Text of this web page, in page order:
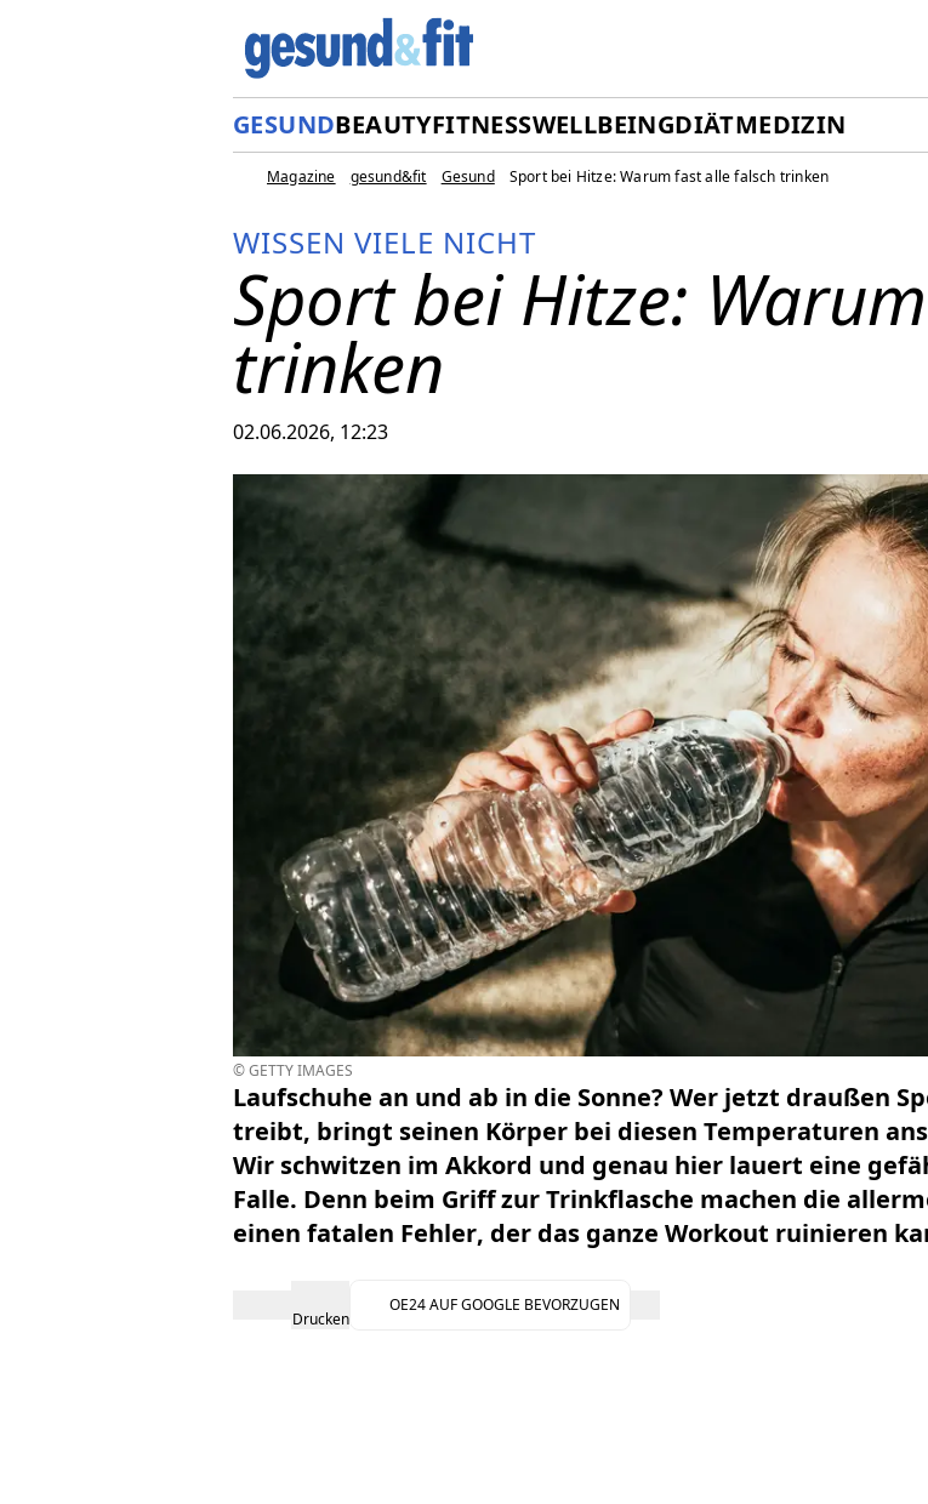
GESUNDBEAUTYFITNESSWELLBEINGDIÄTMEDIZIN
Magazine gesund&fit Gesund Sport bei Hitze: Warum fast alle falsch trinken
WISSEN VIELE NICHT
Sport bei Hitze:
trinken
02.06.2026, 12:23
© GETTY IMAGES
Laufschuhe an und ab in die Sonne? Wer jetzt draußen
treibt, bringt seinen Körper bei diesen Temperaturen
Wir schwitzen im Akkord und genau hier lauert eine
Falle. Denn beim Griff zur Trinkflasche machen die
einen fatalen Fehler, der das ganze Workout ruinieren
Drucken
OE24 AUF GOOGLE BEVORZUGEN